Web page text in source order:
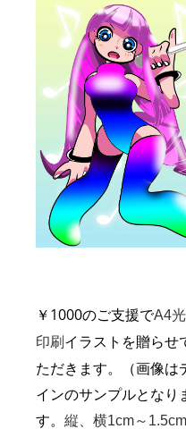
￥1000のご支援でA4
印刷 イラストを贈らせ
ただきます。（画像は
インのサンプルとなり
す。
縦、横1cm～